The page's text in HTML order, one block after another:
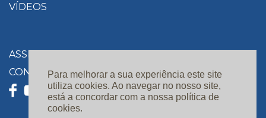
Para melhorar a sua experiência este site
utiliza cookies. Ao navegar no nosso site,
está a concordar com a nossa política de
cookies.
VÍDEOS
ASSINATURAS
CONTACTOS